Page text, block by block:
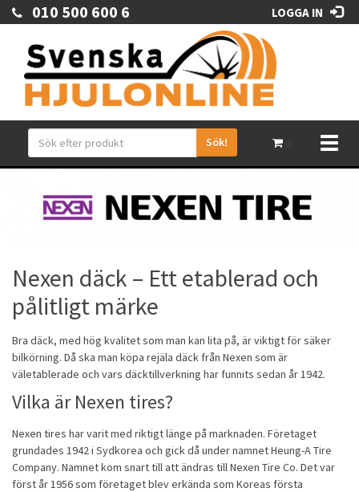
010 500 600 6 LOGGA IN
Sök!
Nexen däck – Ett etablerad och
pålitligt märke
Bra däck, med hög kvalitet som man kan lita på, är viktigt för säker
bilkörning. Då ska man köpa rejäla däck från Nexen som är
väletablerade och vars däcktillverkning har funnits sedan år 1942.
Vilka är Nexen tires?
Nexen tires har varit med riktigt länge på marknaden. Företaget
grundades 1942 i Sydkorea och gick då under namnet Heung-A Tire
Company. Namnet kom snart till att ändras till Nexen Tire Co. Det var
först år 1956 som företaget blev erkända som Koreas första